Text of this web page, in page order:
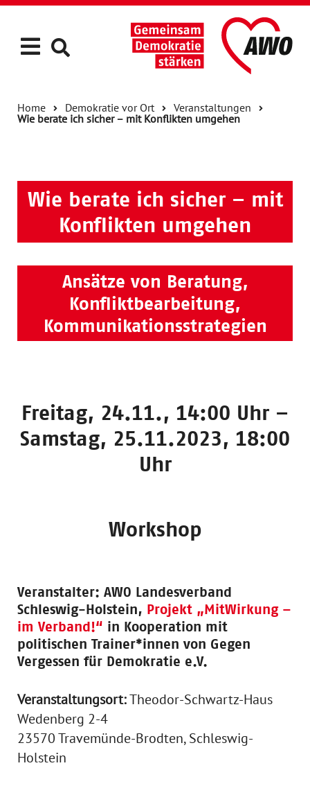
Home Demokratie vor Ort
Veranstaltungen
Wie berate ich sicher – mit Konflikten umgehen
Wie berate ich sicher – mit
Konflikten umgehen
Ansätze von Beratung,
Konfliktbearbeitung,
Kommunikationsstrategien
Freitag, 24.11., 14:00 Uhr –
Samstag, 25.11.2023, 18:00
Uhr
Workshop
Veranstalter: AWO Landesverband
Schleswig-Holstein, Projekt „MitWirkung –
im Verband!“ in Kooperation mit
politischen Trainer*innen von Gegen
Vergessen für Demokratie e.V.
Veranstaltungsort:Theodor-Schwartz-Haus
Wedenberg 2-4
23570 Travemünde-Brodten, Schleswig-
Holstein